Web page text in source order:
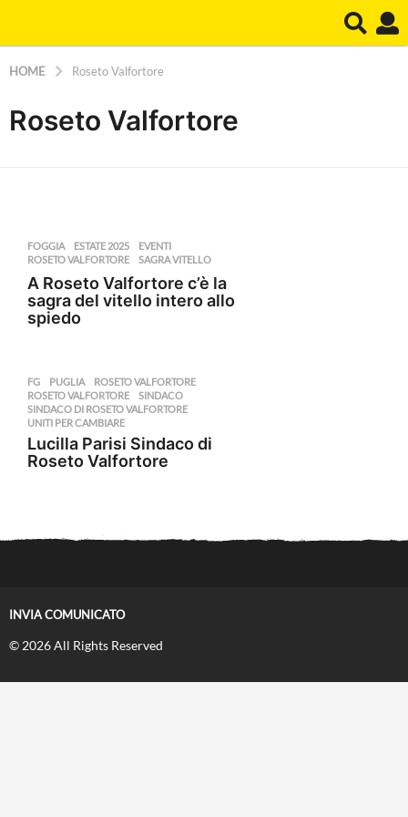
HOME Roseto Valfortore
Roseto Valfortore
FOGGIA ESTATE 2025 ,EVENTI
ROSETO VALFORTORE
,SAGRA VITELLO
A Roseto Valfortore c’è la
sagra del vitello intero allo
spiedo
FG ,PUGLIA ,ROSETO VALFORTORE
ROSETO VALFORTORE
,SINDACO
SINDACO DI ROSETO VALFORTORE
UNITI PER CAMBIARE
Lucilla Parisi Sindaco di
Roseto Valfortore
INVIA COMUNICATO
© 2026 All Rights Reserved